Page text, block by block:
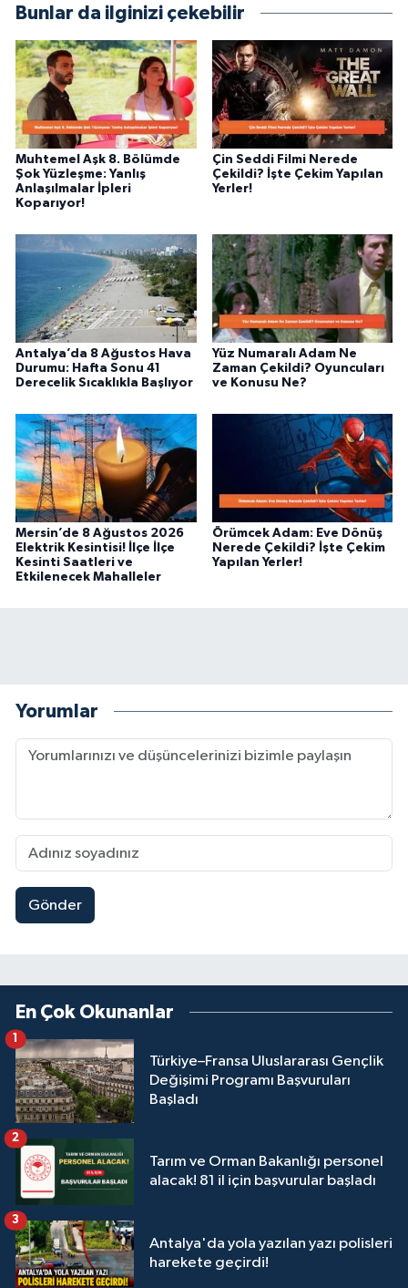
alanlarda ürettiğim içeriklerle kamuoyuna
fayda sağla
Bunlar da ilginizi çekebilir
Muhtemel Aşk 8. Bölümde
Şok Yüzleşme: Yanlış
Anlaşılmalar İpleri
Koparıyor!
Çin Seddi Filmi Nerede
Çekildi? İşte Çekim Yapılan
Yerler!
Antalya’da 8 Ağustos Hava
Durumu: Hafta Sonu 41
Derecelik Sıcaklıkla Başlıyor
Yüz Numaralı Adam Ne
Zaman Çekildi? Oyuncuları
ve Konusu Ne?
Mersin’de 8 Ağustos 2026
Elektrik Kesintisi! İlçe İlçe
Kesinti Saatleri ve
Etkilenecek Mahalleler
Örümcek Adam: Eve Dönüş
Nerede Çekildi? İşte Çekim
Yapılan Yerler!
Yorumlar
Gönder
En Çok Okunanlar
Türkiye–Fransa Uluslararası Gençlik
Değişimi Programı Başvuruları
Başladı
1
Tarım ve Orman Bakanlığı personel
alacak! 81 il için başvurular başladı
2
Antalya'da yola yazılan yazı polisleri
harekete geçirdi!
3